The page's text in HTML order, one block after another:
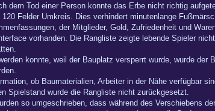
dem Tod einer Person konnte das Erbe nicht richtig
Felder Umkreis. Dies verhindert minutenlange
der Mitglieder, Gold, Zufriedenheit und
vorhanden. Die Rangliste zeigte lebende Spieler
konnte, weil der Bauplatz versperrt wurde, wurde
ob Baumaterialien, Arbeiter in der Nähe verfügbar
Spielstand wurde die Rangliste nicht zurückgesetzt.
so umgeschrieben, dass während des Verschiebens